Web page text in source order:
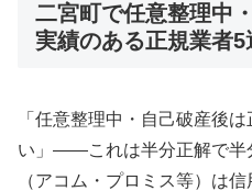
二宮町で任意整理中
実績のある正規業者5
「任意整理中・自己破産後
い」——これは半分正解で半
（アコム・プロミス等）は